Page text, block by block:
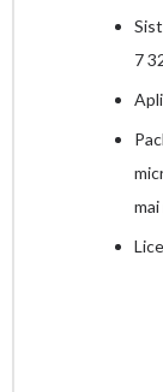
7
mai